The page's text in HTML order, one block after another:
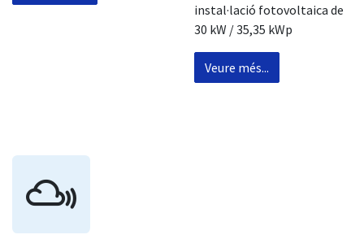
instal·lació fotovoltaica de
30 kW / 35,35 kWp
Veure més...